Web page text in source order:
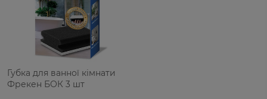
Губка для ванної кімнати
Фрекен БОК 3 шт